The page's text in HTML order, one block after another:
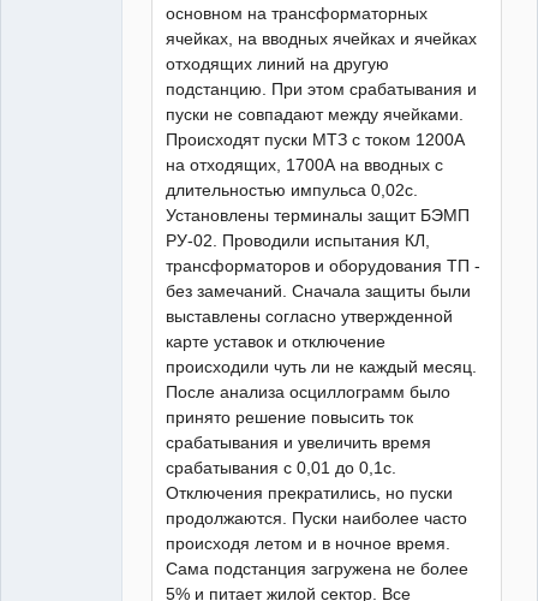
основном на трансформаторных
ячейках, на вводных ячейках и ячейках
отходящих линий на другую
подстанцию. При этом срабатывания и
пуски не совпадают между ячейками.
Происходят пуски МТЗ с током 1200А
на отходящих, 1700А на вводных с
длительностью импульса 0,02с.
Установлены терминалы защит БЭМП
РУ-02. Проводили испытания КЛ,
трансформаторов и оборудования ТП -
без замечаний. Сначала защиты были
выставлены согласно утвержденной
карте уставок и отключение
происходили чуть ли не каждый месяц.
После анализа осциллограмм было
принято решение повысить ток
срабатывания и увеличить время
срабатывания с 0,01 до 0,1с.
Отключения прекратились, но пуски
продолжаются. Пуски наиболее часто
происходя летом и в ночное время.
Сама подстанция загружена не более
5% и питает жилой сектор. Все